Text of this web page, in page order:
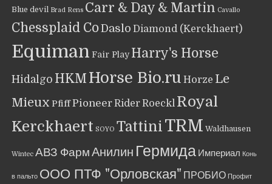
Blue devil Brad Rens Carr & Day & Martin Cavallo
Chessplaid CoDaslo Diamond (Kerckhaert)
Equiman Fair Play Harry's Horse
Hidalgo HKM Horse Bio.ru Horze Le
Mieux PfiffPioneerRiderRoeckl Royal
Kerckhaert SOYO TattiniTRM Waldhausen
Wintec АВЗ ФармАнилин Гермида Империал Конь
в пальто ООО ПТФ "Орловская" ПРОБИО Профит